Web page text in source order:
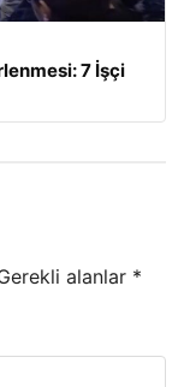
7 İşçi
alanlar *